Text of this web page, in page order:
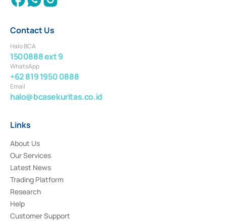
Contact Us
Halo BCA
1500888 ext 9
WhatsApp
+62 819 1950 0888
Email
halo@bcasekuritas.co.id
Links
About Us
Our Services
Latest News
Trading Platform
Research
Help
Customer Support